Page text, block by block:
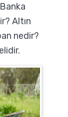
Altın
nedir?